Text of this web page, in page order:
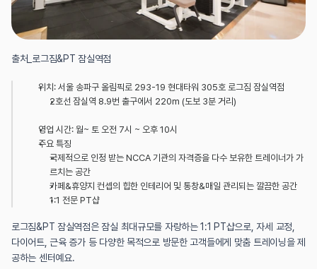
출처_로그짐&PT 잠실역점
위치: 서울 송파구 올림픽로 293-19 현대타워 305호 로그짐 잠실역점
2호선 잠실역 8.9번 출구에서 220m (도보 3분 거리)
영업 시간: 월~ 토 오전 7시 ~ 오후 10시
주요 특징
국제적으로 인정 받는 NCCA 기관의 자격증을 다수 보유한 트레이너가 가
르치는 공간
카페&휴양지 컨셉의 힙한 인테리어 및 통창&매일 관리되는 깔끔한 공간
1:1 전문 PT샵
로그짐&PT 잠실역점은 잠실 최대규모를 자랑하는 1:1 PT샵으로, 자세 교정,
다이어트, 근육 증가 등 다양한 목적으로 방문한 고객들에게 맞춤 트레이닝을 제
공하는 센터예요.